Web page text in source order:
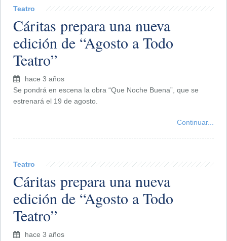
Teatro
Cáritas prepara una nueva
edición de “Agosto a Todo
Teatro”
hace 3 años
Se pondrá en escena la obra “Que Noche Buena”, que se
estrenará el 19 de agosto.
Continuar...
Teatro
Cáritas prepara una nueva
edición de “Agosto a Todo
Teatro”
hace 3 años